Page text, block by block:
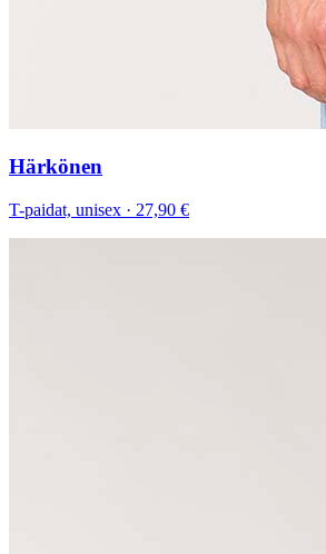
Härkönen
T-paidat, unisex · 27,90 €